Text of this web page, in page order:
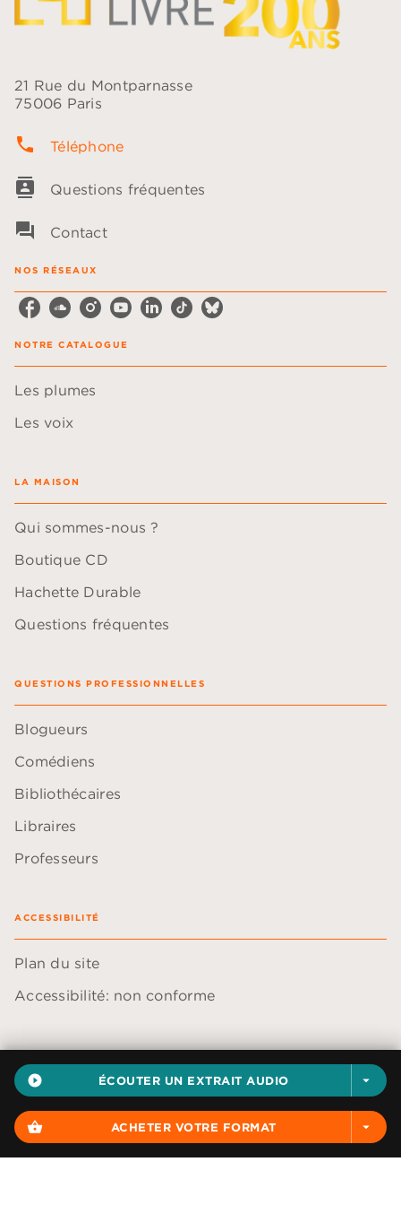
play_circle_filled ÉCOUTER UN EXTRAIT AUDIO arrow_drop_down
shopping_basket ACHETER VOTRE FORMAT arrow_drop_down
21 Rue du Montparnasse
75006 Paris
phone Téléphone
contacts Questions fréquentes
question_answer Contact
NOS RÉSEAUX
NOTRE CATALOGUE
Les plumes
Les voix
LA MAISON
Qui sommes-nous ?
Boutique CD
Hachette Durable
Questions fréquentes
QUESTIONS PROFESSIONNELLES
Blogueurs
Comédiens
Bibliothécaires
Libraires
Professeurs
ACCESSIBILITÉ
Plan du site
Accessibilité: non conforme
Données personnelles
Paramétrer vos cookies
Mentions légales
Conditions générales d'utilisation